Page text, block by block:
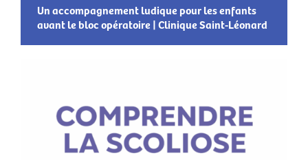
Un accompagnement ludique pour les enfants
avant le bloc opératoire | Clinique Saint-Léonard